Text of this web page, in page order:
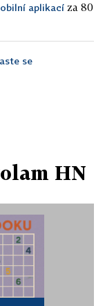
aplikací za 80
se
HN